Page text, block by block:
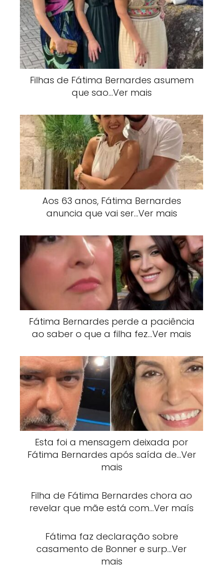
Filhas de Fátima Bernardes asumem
que sao…Ver mais
Aos 63 anos, Fátima Bernardes
anuncia que vai ser…Ver mais
Fátima Bernardes perde a paciência
ao saber o que a filha fez…Ver mais
Esta foi a mensagem deixada por
Fátima Bernardes após saída de…Ver
mais
Filha de Fátima Bernardes chora ao
revelar que mãe está com…Ver maís
Fátima faz declaração sobre
casamento de Bonner e surp…Ver
mais